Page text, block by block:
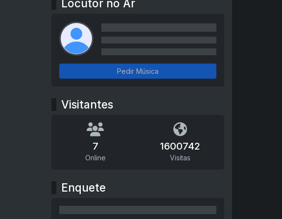
Locutor no Ar
Pedir Música
Visitantes
7
Online
1600742
Visitas
Enquete